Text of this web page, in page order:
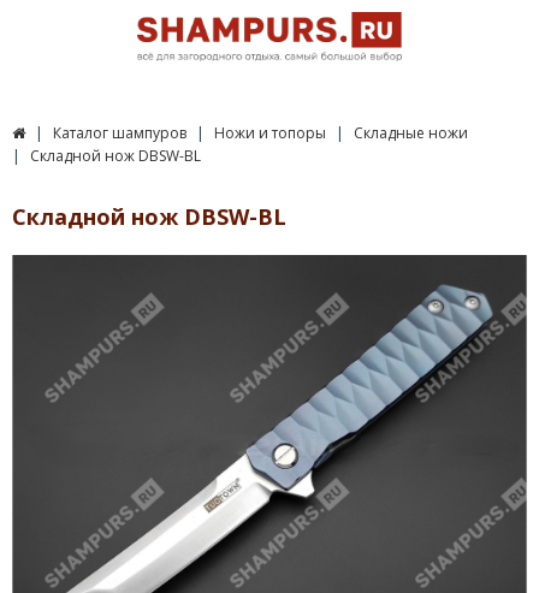
Каталог шампуров Ножи и топоры
Складные ножи
Складной нож DBSW-BL
Складной нож DBSW-BL